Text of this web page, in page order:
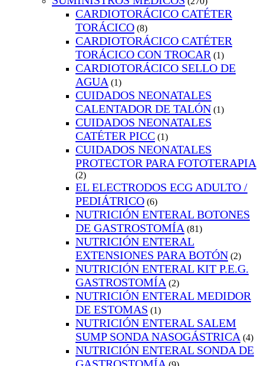
CARDIOTORÁCICO CATÉTER
TORÁCICO (8)
CARDIOTORÁCICO CATÉTER
TORÁCICO CON TROCAR (1)
CARDIOTORÁCICO SELLO DE
AGUA (1)
CUIDADOS NEONATALES
CALENTADOR DE TALÓN (1)
CUIDADOS NEONATALES
CATÉTER PICC (1)
CUIDADOS NEONATALES
PROTECTOR PARA FOTOTERAPIA
(2)
EL ELECTRODOS ECG ADULTO /
PEDIÁTRICO (6)
NUTRICIÓN ENTERAL BOTONES
DE GASTROSTOMÍA (81)
NUTRICIÓN ENTERAL
EXTENSIONES PARA BOTÓN (2)
NUTRICIÓN ENTERAL KIT P.E.G.
GASTROSTOMÍA (2)
NUTRICIÓN ENTERAL MEDIDOR
DE ESTOMAS (1)
NUTRICIÓN ENTERAL SALEM
SUMP SONDA NASOGÁSTRICA (4)
NUTRICIÓN ENTERAL SONDA DE